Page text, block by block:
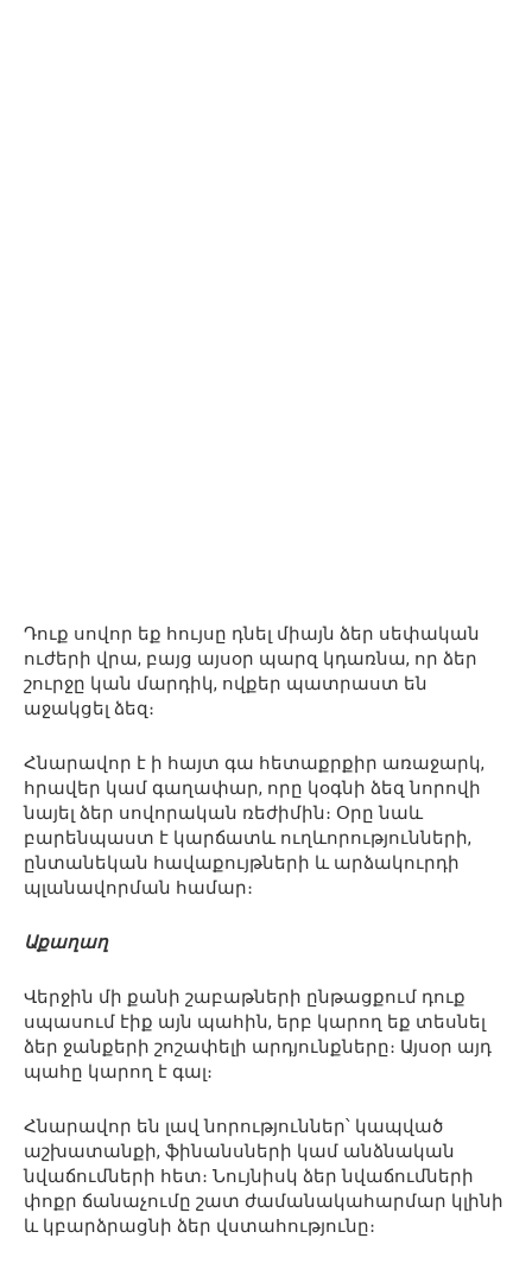
Դուք սովոր եք հույսը դնել միայն ձեր սեփական
ուժերի վրա, բայց այսօր պարզ կդառնա, որ ձեր
շուրջը կան մարդիկ, ովքեր պատրաստ են
աջակցել ձեզ։
Հնարավոր է ի հայտ գա հետաքրքիր առաջարկ,
հրավեր կամ գաղափար, որը կօգնի ձեզ նորովի
նայել ձեր սովորական ռեժիմին։ Օրը նաև
բարենպաստ է կարճատև ուղևորությունների,
ընտանեկան հավաքույթների և արձակուրդի
պլանավորման համար։
Աքաղաղ
Վերջին մի քանի շաբաթների ընթացքում դուք
սպասում էիք այն պահին, երբ կարող եք տեսնել
ձեր ջանքերի շոշափելի արդյունքները։ Այսօր այդ
պահը կարող է գալ։
Հնարավոր են լավ նորություններ՝ կապված
աշխատանքի, ֆինանսների կամ անձնական
նվաճումների հետ։ Նույնիսկ ձեր նվաճումների
փոքր ճանաչումը շատ ժամանակահարմար կլինի
և կբարձրացնի ձեր վստահությունը։